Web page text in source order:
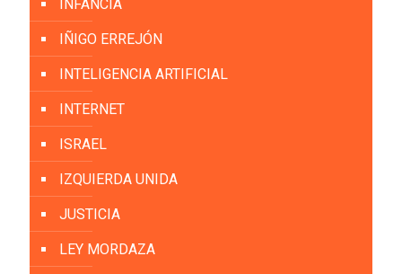
INFANCIA
IÑIGO ERREJÓN
INTELIGENCIA ARTIFICIAL
INTERNET
ISRAEL
IZQUIERDA UNIDA
JUSTICIA
LEY MORDAZA